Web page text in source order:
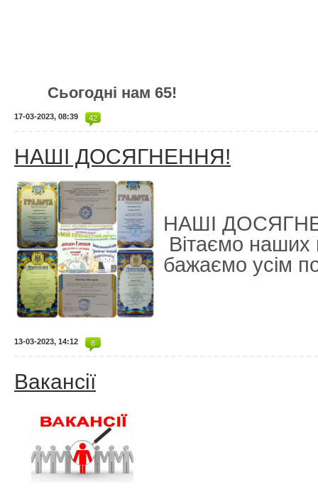
Сьогодні нам 65!
17-03-2023, 08:39 42
НАШІ ДОСЯГНЕННЯ!
НАШІ
Вітаємо наших
бажаємо усім
13-03-2023, 14:12 8
Вакансії